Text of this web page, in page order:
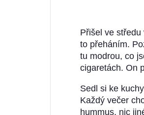
Přišel ve
to přeháním.
tu modrou, co
cigaretách. On
Sedl si ke
Každý večer
hummus, nic